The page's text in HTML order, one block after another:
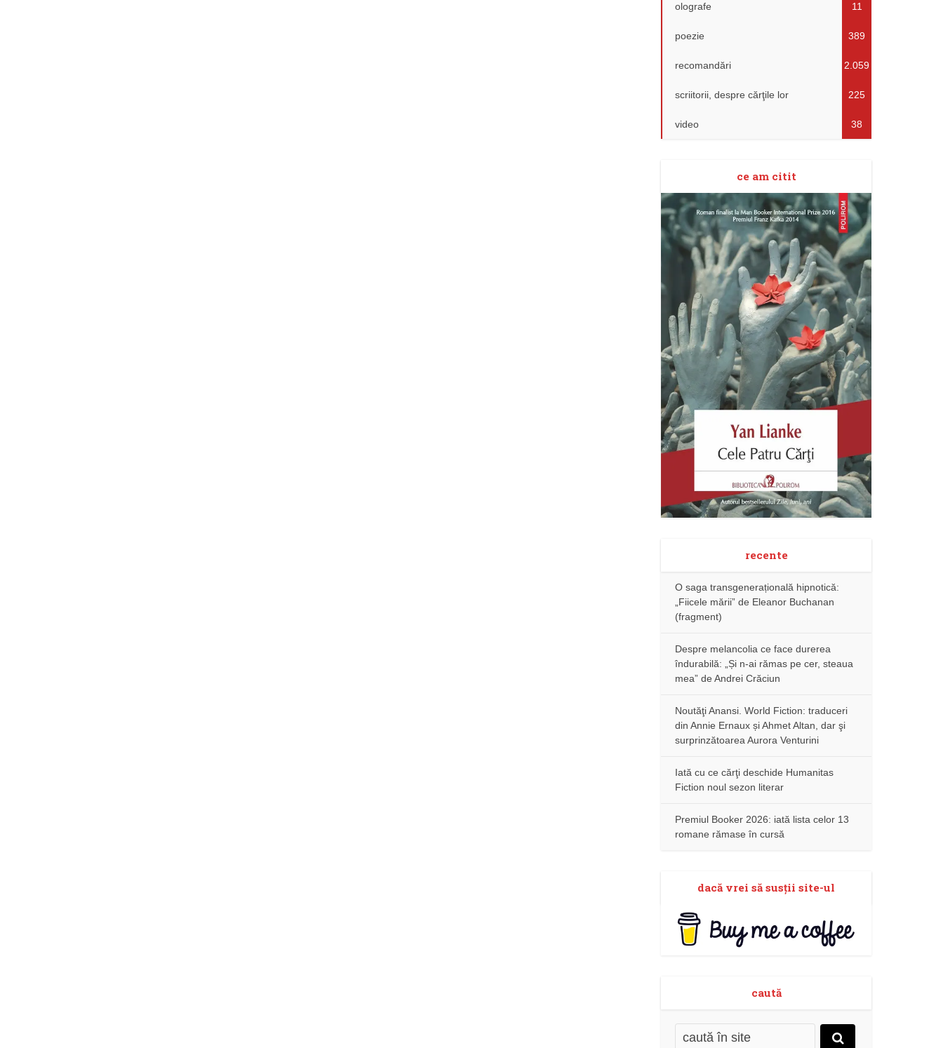
olografe 11
poezie 389
recomandări 2.059
scriitorii, despre cărţile lor 225
video 38
ce am citit
recente
O saga transgenerațională hipnotică:
„Fiicele mării” de Eleanor Buchanan
(fragment)
Despre melancolia ce face durerea
îndurabilă: „Și n-ai rămas pe cer, steaua
mea” de Andrei Crăciun
Noutăţi Anansi. World Fiction: traduceri
din Annie Ernaux și Ahmet Altan, dar şi
surprinzătoarea Aurora Venturini
Iată cu ce cărţi deschide Humanitas
Fiction noul sezon literar
Premiul Booker 2026: iată lista celor 13
romane rămase în cursă
dacă vrei să susţii site-ul
caută